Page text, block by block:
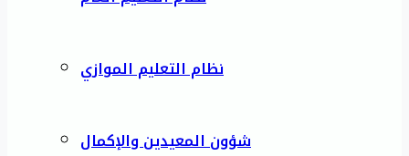
نظام التعليم الموازي
شؤون المعيدين والإكمال